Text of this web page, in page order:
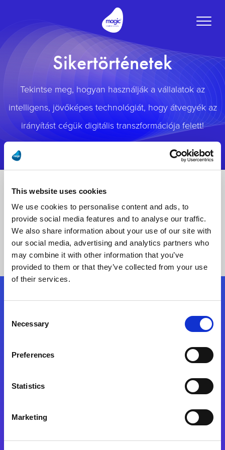
This website uses cookies
We use cookies to personalise content and ads, to
provide social media features and to analyse our traffic.
We also share information about your use of our site with
our social media, advertising and analytics partners who
may combine it with other information that you’ve
provided to them or that they’ve collected from your use
of their services.
Selection
Necessary
Preferences
Statistics
Marketing
Toggle
Sikertörténetek
Tekintse meg, hogyan használják a vállalatok az
intelligens, jövőképes technológiát, hogy átvegyék az
irányítást cégük digitális transzformációja felett!
Kövessen minket!